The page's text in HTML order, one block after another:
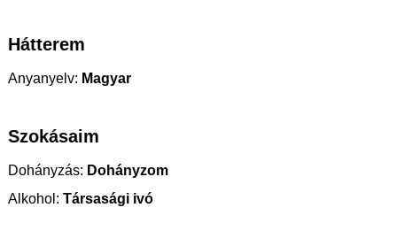
Hátterem
Anyanyelv: Magyar
Szokásaim
Dohányzás: Dohányzom
Alkohol: Társasági ivó